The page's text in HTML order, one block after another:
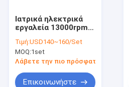
Ιατρικά ηλεκτρικά
εργαλεία 13000rpm
επεμβάσεων
κόκκαλων κοπτών
ασβεστοκονιάματος
Τιμή:USD140~160/Set
MOQ:1set
Λάβετε την πιο πρόσφατη τιμή
Επικοινωνήστε